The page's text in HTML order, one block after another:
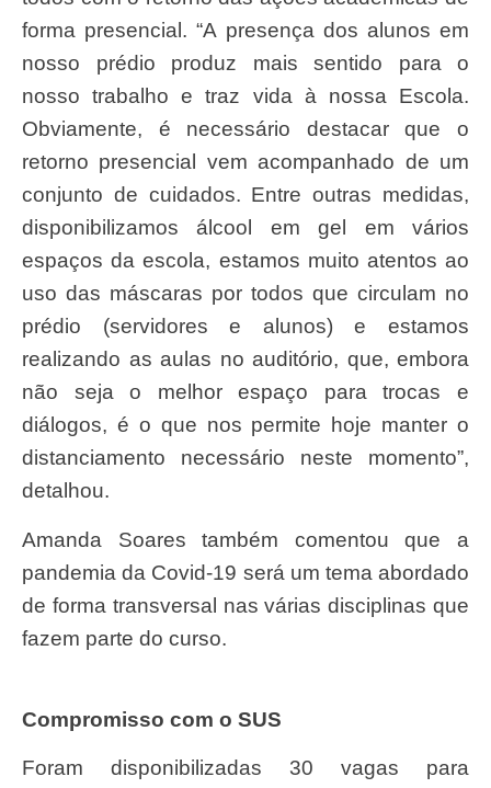
forma presencial. “A presença dos alunos em
nosso prédio produz mais sentido para o
nosso trabalho e traz vida à nossa Escola.
Obviamente, é necessário destacar que o
retorno presencial vem acompanhado de um
conjunto de cuidados. Entre outras medidas,
disponibilizamos álcool em gel em vários
espaços da escola, estamos muito atentos ao
uso das máscaras por todos que circulam no
prédio (servidores e alunos) e estamos
realizando as aulas no auditório, que, embora
não seja o melhor espaço para trocas e
diálogos, é o que nos permite hoje manter o
distanciamento necessário neste momento”,
detalhou.
Amanda Soares também comentou que a
pandemia da Covid-19 será um tema abordado
de forma transversal nas várias disciplinas que
fazem parte do curso.
Compromisso com o SUS
Foram disponibilizadas 30 vagas para